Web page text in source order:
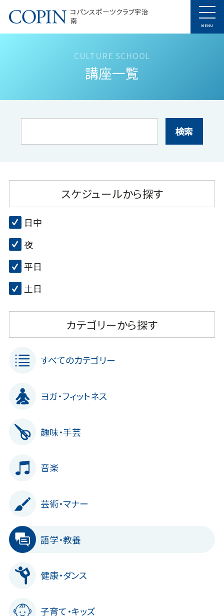
コパンスポーツクラブ宇治
南
MENU
講座一覧
検索
スケジュールから探す
日中
夜
平日
土日
カテゴリーから探す
すべてのカテゴリー
ヨガ・フィットネス
趣味・手芸
音楽
芸術・マナー
語学・教養
健康・ダンス
子育て・キッズ